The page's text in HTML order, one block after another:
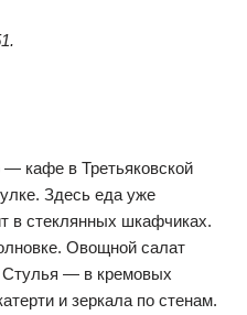
кафе в Третьяковской
Здесь еда уже
в стеклянных шкафчиках.
Овощной салат
Стулья — в кремовых
и зеркала по стенам.